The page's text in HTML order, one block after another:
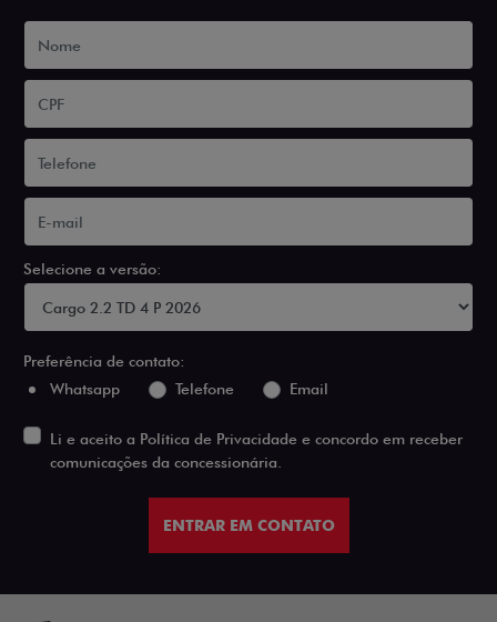
Selecione a versão:
Preferência de contato:
Whatsapp
Telefone Email
Li e aceito a Política de Privacidade e concordo em receber
comunicações da concessionária.
ENTRAR EM CONTATO